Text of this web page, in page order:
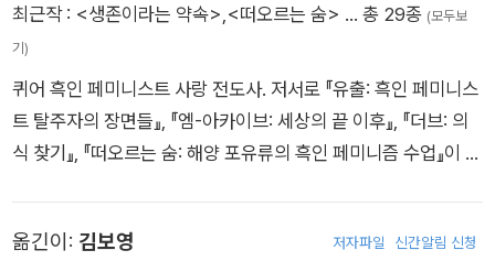
더없이 반가운 일일 것이다.
최근작 : <생존이라는 약속> <떠오르는 숨> … 총 29종 (모두보
기)
퀴어 흑인 페미니스트 사랑 전도사. 저서로 『유출: 흑인 페미니스
트 탈주자의 장면들』, 『엠-아카이브: 세상의 끝 이후』, 『더브: 의
식 찾기』, 『떠오르는 숨: 해양 포유류의 흑인 페미니즘 수업』이 있
십, 국립인문학센터 펠로우십을 받았으며 무용, 설치, 회화, 오페
옮긴이: 김보영 저자파일 신간알림 신청